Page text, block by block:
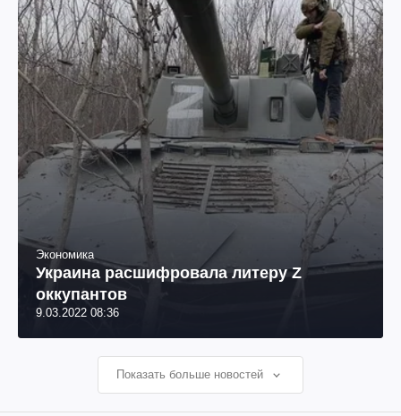
Экономика
Украина расшифровала литеру Z
оккупантов
9.03.2022 08:36
Показать больше новостей